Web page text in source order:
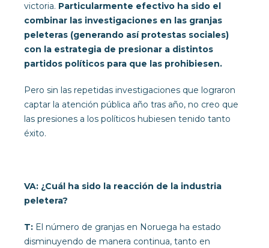
victoria. Particularmente efectivo ha sido el
combinar las investigaciones en las granjas
peleteras (generando así protestas sociales)
con la estrategia de presionar a distintos
partidos políticos para que las prohibiesen.
Pero sin las repetidas investigaciones que lograron
captar la atención pública año tras año, no creo que
las presiones a los políticos hubiesen tenido tanto
éxito.
VA: ¿Cuál ha sido la reacción de la industria
peletera?
T: El número de granjas en Noruega ha estado
disminuyendo de manera continua, tanto en